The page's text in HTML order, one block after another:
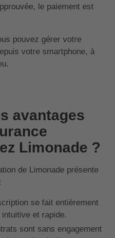
le paiement est
pouvez gérer votre
votre smartphone, à
avantages
Limonade ?
de Limonade présente
se fait entièrement
et rapide.
sont sans engagement